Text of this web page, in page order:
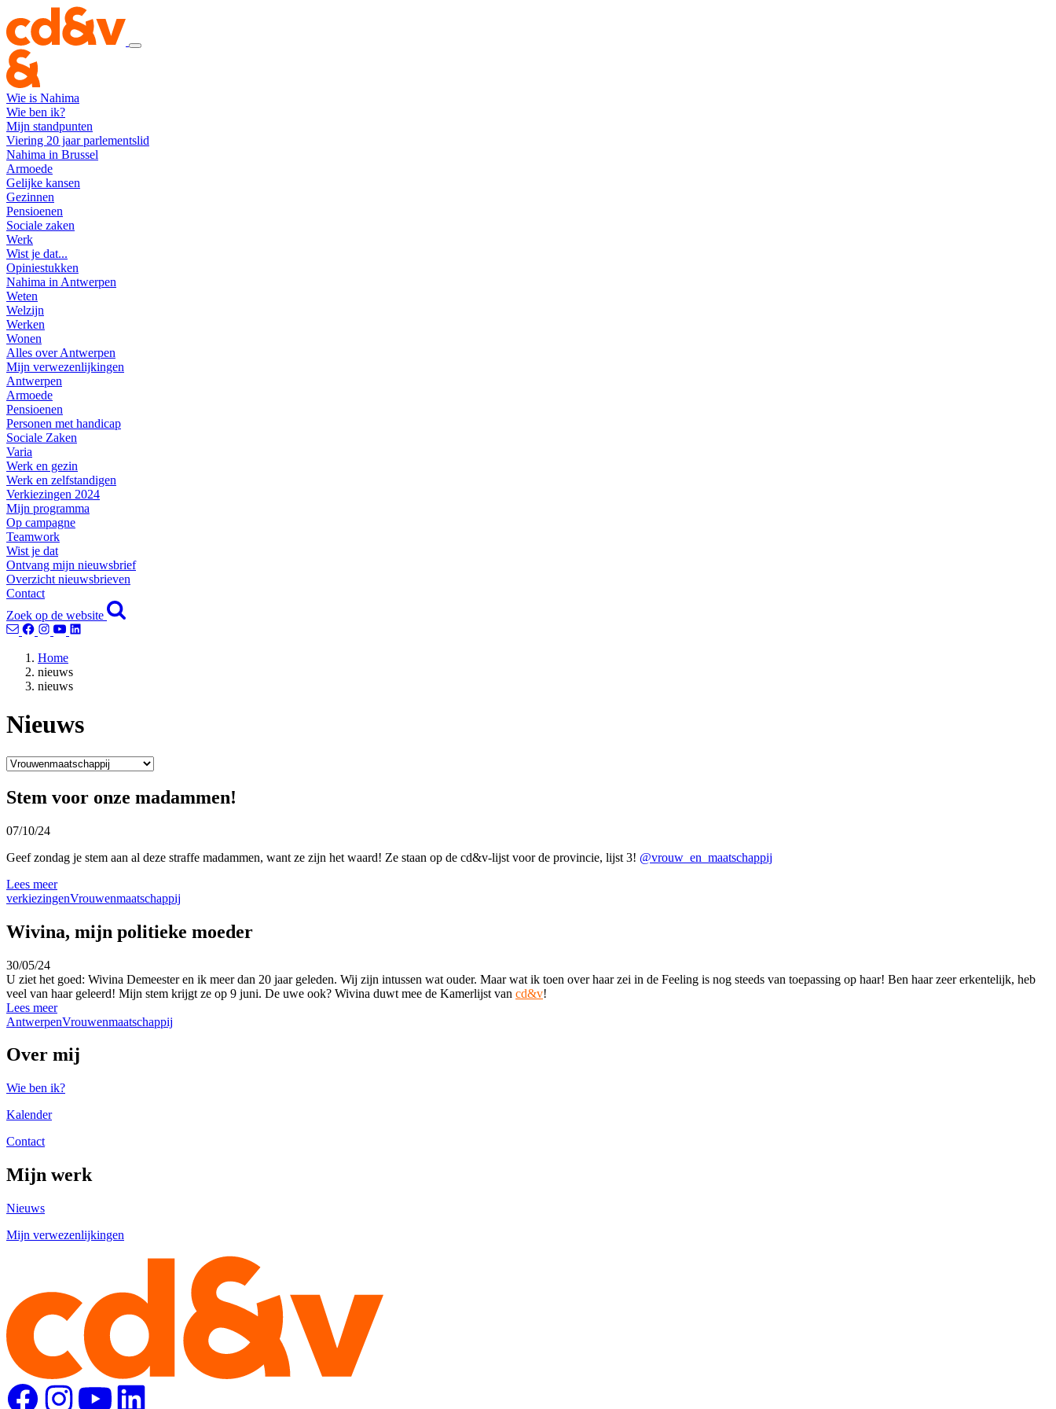
Wie is Nahima
Wie ben ik?
Mijn standpunten
Viering 20 jaar parlementslid
Nahima in Brussel
Armoede
Gelijke kansen
Gezinnen
Pensioenen
Sociale zaken
Werk
Wist je dat...
Opiniestukken
Nahima in Antwerpen
Weten
Welzijn
Werken
Wonen
Alles over Antwerpen
Mijn verwezenlijkingen
Antwerpen
Armoede
Pensioenen
Personen met handicap
Sociale Zaken
Varia
Werk en gezin
Werk en zelfstandigen
Verkiezingen 2024
Mijn programma
Op campagne
Teamwork
Wist je dat
Ontvang mijn nieuwsbrief
Overzicht nieuwsbrieven
Contact
Zoek op de website
Home
nieuws
nieuws
Nieuws
Stem voor onze madammen!
07/10/24
Geef zondag je stem aan al deze straffe madammen, want ze zijn het waard! Ze staan op de cd&v-lijst voor de provincie, lijst 3! @vrouw_en_maatschappij
Lees meer
verkiezingenVrouwenmaatschappij
Wivina, mijn politieke moeder
30/05/24
U ziet het goed: Wivina Demeester en ik meer dan 20 jaar geleden. Wij zijn intussen wat ouder. Maar wat ik toen over haar zei in de Feeling is nog steeds van toepassing op haar! Ben haar zeer erkentelijk, heb
veel van haar geleerd! Mijn stem krijgt ze op 9 juni. De uwe ook? Wivina duwt mee de Kamerlijst van cd&v!
Lees meer
AntwerpenVrouwenmaatschappij
Over mij
Wie ben ik?
Kalender
Contact
Mijn werk
Nieuws
Mijn verwezenlijkingen